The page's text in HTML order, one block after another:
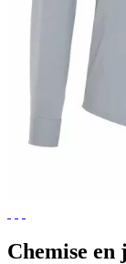
Chemise